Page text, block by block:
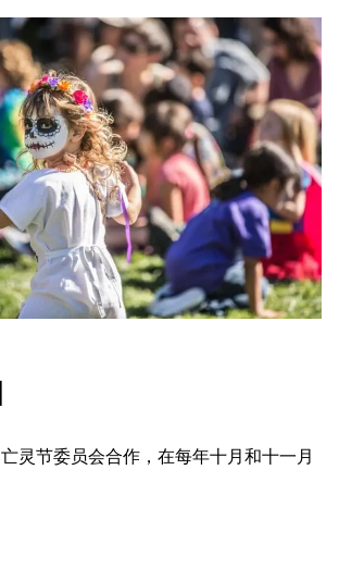
connect in celebration of Black culture.
灵节委员会合作，在每年十月和十一月